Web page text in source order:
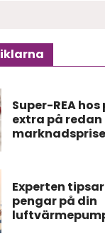
Super-REA
extra på
Experten
pengar på din